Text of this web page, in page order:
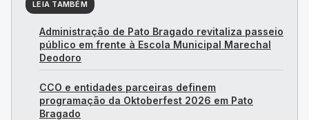
LEIA TAMBÉM
Administração de Pato Bragado revitaliza passeio
público em frente à Escola Municipal Marechal
Deodoro
CCO e entidades parceiras definem
programação da Oktoberfest 2026 em Pato
Bragado